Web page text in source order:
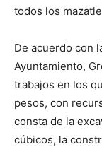
todos los
De acuerdo con
Ayuntamiento,
trabajos en los
pesos, con
consta de la
cúbicos, la